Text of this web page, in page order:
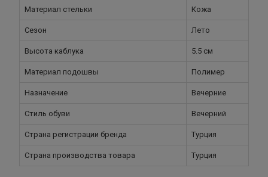
Материал стельки Кожа
Сезон Лето
Высота каблука 5.5 см
Материал подошвы Полимер
Назначение Вечерние
Стиль обуви Вечерний
Страна регистрации бренда Турция
Страна производства товара Турция